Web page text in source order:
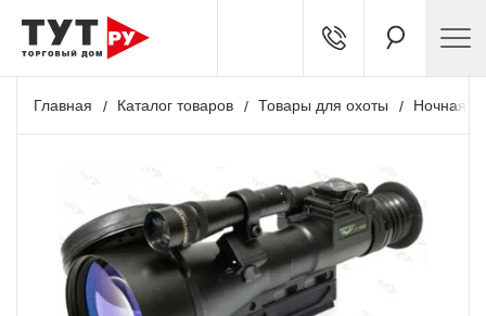
Главная Каталог товаров Товары для охоты Ночная